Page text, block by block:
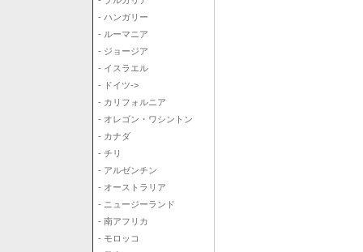
- ハンガリー
- ルーマニア
- ジョージア
- イスラエル
- ドイツ->
- カリフォルニア
- オレゴン・ワシントン
- カナダ
- チリ
- アルゼンチン
- オーストラリア
- ニュージーランド
- 南アフリカ
- モロッコ